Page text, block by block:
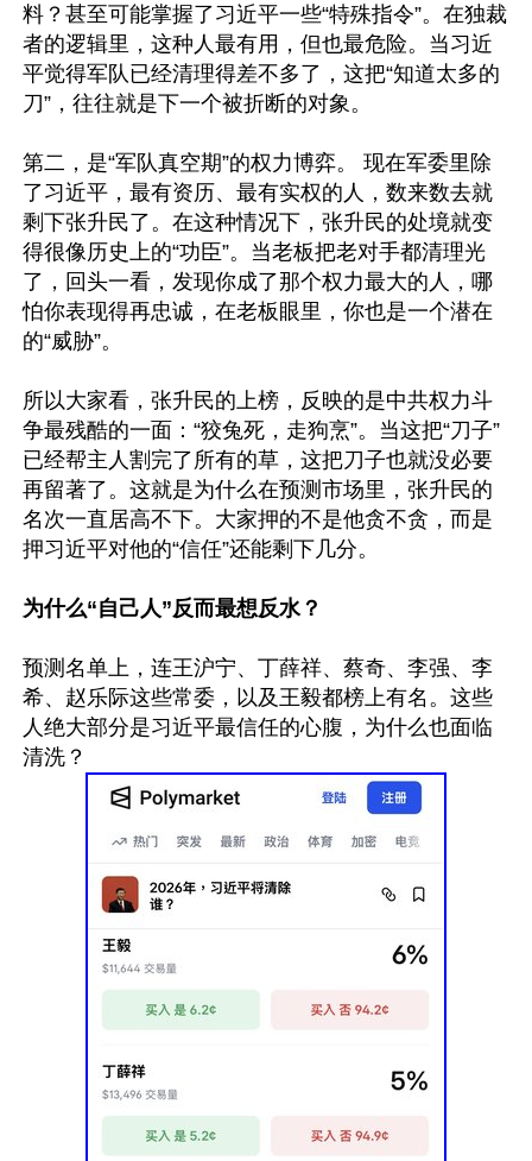
料？甚至可能掌握了习近平一些“特殊指令”。在独裁
者的逻辑里，这种人最有用，但也最危险。当习近
平觉得军队已经清理得差不多了，这把“知道太多的
刀”，往往就是下一个被折断的对象。
第二，是“军队真空期”的权力博弈。 现在军委里除
了习近平，最有资历、最有实权的人，数来数去就
剩下张升民了。在这种情况下，张升民的处境就变
得很像历史上的“功臣”。当老板把老对手都清理光
了，回头一看，发现你成了那个权力最大的人，哪
怕你表现得再忠诚，在老板眼里，你也是一个潜在
的“威胁”。
所以大家看，张升民的上榜，反映的是中共权力斗
争最残酷的一面：“狡兔死，走狗烹”。当这把“刀子”
已经帮主人割完了所有的草，这把刀子也就没必要
再留著了。这就是为什么在预测市场里，张升民的
名次一直居高不下。大家押的不是他贪不贪，而是
押习近平对他的“信任”还能剩下几分。
为什么“自己人”反而最想反水？
预测名单上，连王沪宁、丁薛祥、蔡奇、李强、李
希、赵乐际这些常委，以及王毅都榜上有名。这些
人绝大部分是习近平最信任的心腹，为什么也面临